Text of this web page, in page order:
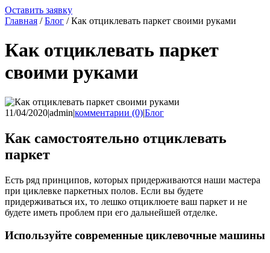
Оставить заявку
Главная /Блог /Как отциклевать паркет своими руками
Как отциклевать паркет
своими руками
11/04/2020|admin|комментарии (0)|Блог
Как самостоятельно отциклевать
паркет
Есть ряд принципов, которых придерживаются наши мастера
при циклевке паркетных полов. Если вы будете
придерживаться их, то лешко отциклюете ваш паркет и не
будете иметь проблем при его дальнейшей отделке.
Используйте современные циклевочные машины